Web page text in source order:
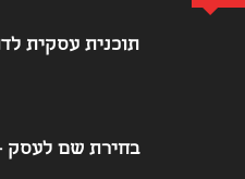
תוכנית עסקית
בחירת שם לעסק